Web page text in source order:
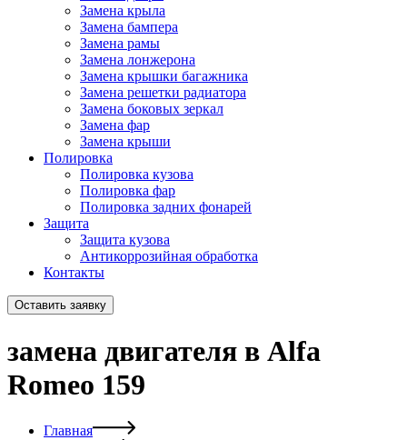
Замена крыла
Замена бампера
Замена рамы
Замена лонжерона
Замена крышки багажника
Замена решетки радиатора
Замена боковых зеркал
Замена фар
Замена крыши
Полировка
Полировка кузова
Полировка фар
Полировка задних фонарей
Защита
Защита кузова
Антикоррозийная обработка
Контакты
Оставить заявку
замена двигателя в Alfa
Romeo 159
Главная